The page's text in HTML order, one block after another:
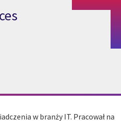
w branży IT. Pracował na